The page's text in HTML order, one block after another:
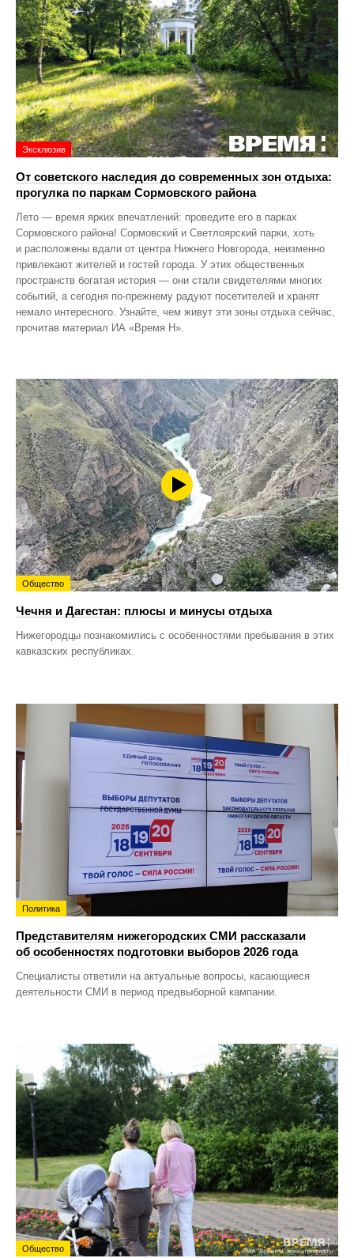
Эксклюзив
От советского наследия до современных зон отдыха:
прогулка по паркам Сормовского района
Лето — время ярких впечатлений: проведите его в парках
Сормовского района! Сормовский и Светлоярский парки, хоть
и расположены вдали от центра Нижнего Новгорода, неизменно
привлекают жителей и гостей города. У этих общественных
пространств богатая история — они стали свидетелями многих
событий, а сегодня по‑прежнему радуют посетителей и хранят
немало интересного. Узнайте, чем живут эти зоны отдыха сейчас,
прочитав материал ИА «Время Н».
Общество
Чечня и Дагестан: плюсы и минусы отдыха
Нижегородцы познакомились с особенностями пребывания в этих
кавказских республиках.
Политика
Представителям нижегородских СМИ рассказали
об особенностях подготовки выборов 2026 года
Специалисты ответили на актуальные вопросы, касающиеся
деятельности СМИ в период предвыборной кампании.
Общество